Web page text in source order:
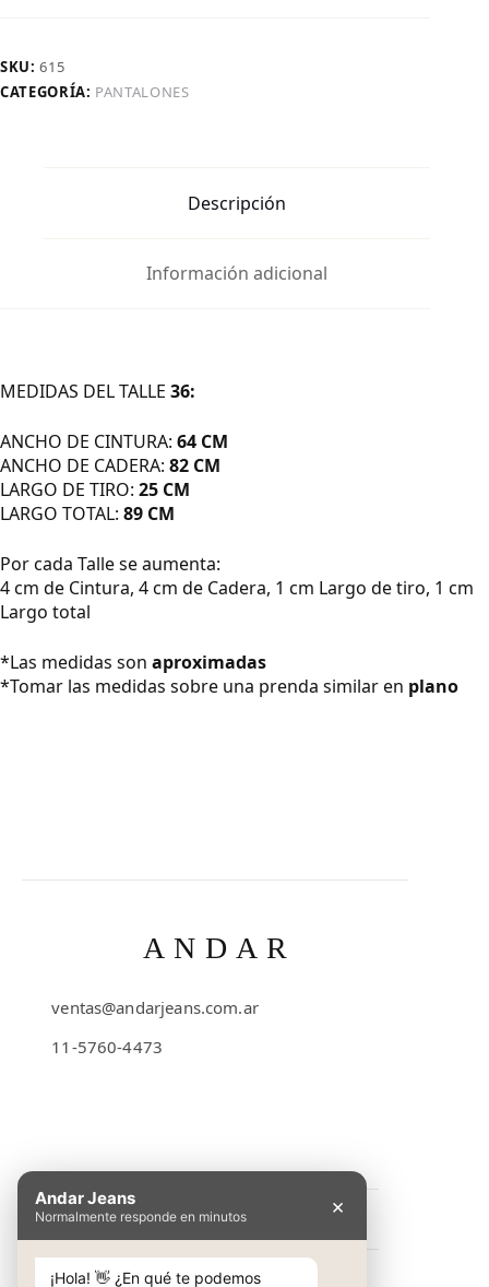
SKU:615
CATEGORÍA: PANTALONES
Descripción
Información adicional
MEDIDAS DEL TALLE 36:
ANCHO DE CINTURA: 64 CM
ANCHO DE CADERA: 82 CM
LARGO DE TIRO: 25 CM
LARGO TOTAL: 89 CM
Por cada Talle se aumenta:
4 cm de Cintura, 4 cm de Cadera, 1 cm Largo de tiro, 1 cm
Largo total
*Las medidas son aproximadas
*Tomar las medidas sobre una prenda similar en plano
ANDAR
ventas@andarjeans.com.ar
11-5760-4473
INFORMACIÓN
Preguntas Frecuentes
NOSOTROS
Andar Jeans
Normalmente responde en minutos ×
¡Hola! 👋 ¿En qué te podemos